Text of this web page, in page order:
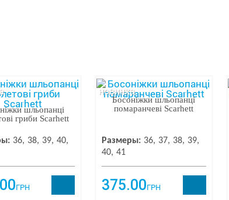
шльопанці
гриби Scarhett
36 38 39 40
ГРН
Босоніжки шльопанці
помаранчеві Scarhett
Размеры: 36 37 38
39
40 41
375.00ГРН
новинка